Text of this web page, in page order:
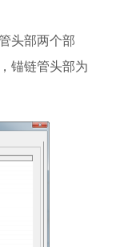
头部两个部
锚链管头部为